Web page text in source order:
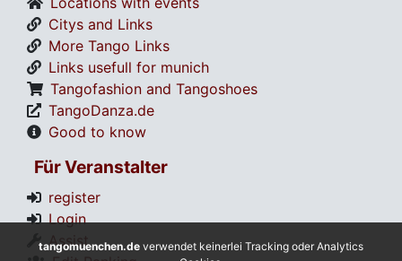
Citys and Links
More Tango Links
Links usefull for munich
Tangofashion and Tangoshoes
TangoDanza.de
Good to know
Für Veranstalter
register
Login
Assist
tangomuenchen.de verwendet keinerlei Tracking oder Analytics